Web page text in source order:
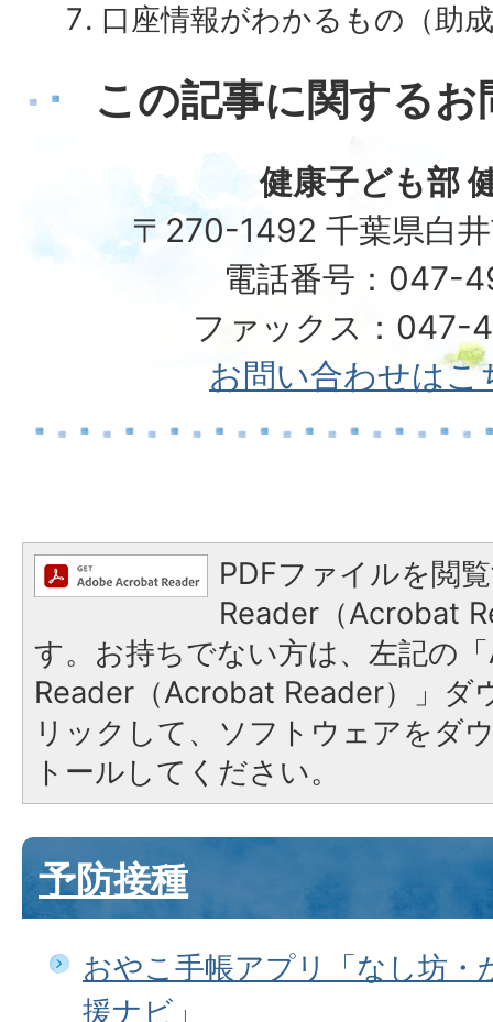
口座情報がわかるもの（助
この記事に関する
健康子ども部
〒270-1492 千葉県白
電話番号：047-
ファックス：047-
お問い合わせはこ
PDFファイルを閲
Reader（Acrobat
す。お持ちでない方は、左記の
Reader（Acrobat Reader）」ダ
リックして、ソフトウェアをダ
トールしてください。
予防接種
おやこ手帳アプリ「なし坊・
援ナビ」